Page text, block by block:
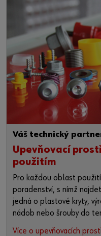
Váš technický
Upevňovací
použitím
Pro každou oblast
poradenství, s nímž
jedná o plastové kryty,
nádob nebo šrouby do
Více o upevňovacích